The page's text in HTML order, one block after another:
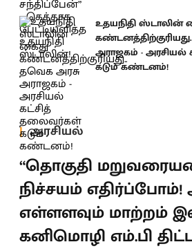
உதயநிதி ஸ்டாலின்
அராஜகம் -
கடும் கண்டனம்!
அரசியல்
“தொகுதி
நிச்சயம் எதிர்ப்போம்!
எள்ளளவும் மாற்றம்
கனிமொழி எம்.பி